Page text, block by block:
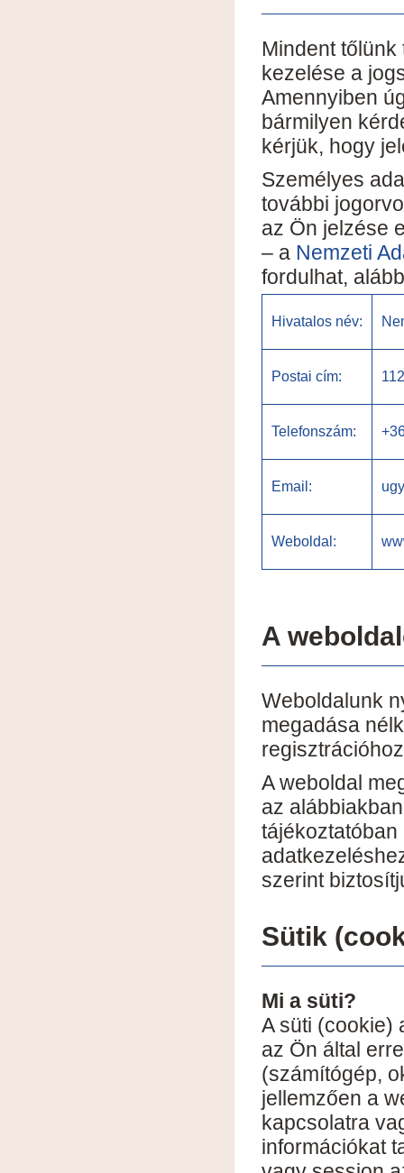
Mindent
kezelése a
Amennyiben
bármilyen
kérjük, hogy
Személyes
további
az Ön jelzése
– a Nemzeti
fordulhat,
Hivatalos név:
Postai cím:
Telefonszám:
Email:
Weboldal:
A
Weboldalunk
megadása
A weboldal
az
szerint
Sütik
Mi a süti?
A süti (cookie)
az Ön által
(számítógép,
jellemzően a
kapcsolatra
információkat